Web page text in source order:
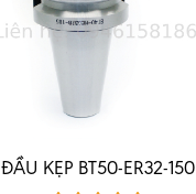
ĐẦU KẸP BT50-ER32-150